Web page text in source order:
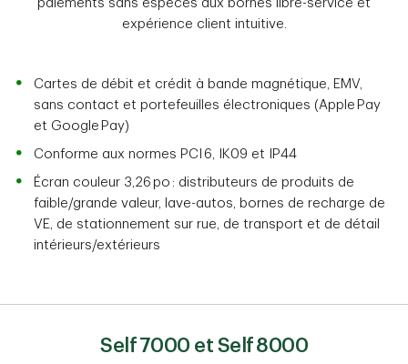
paiements sans espèces aux bornes libre-service et
expérience client intuitive.
Cartes de débit et crédit à bande magnétique, EMV,
sans contact et portefeuilles électroniques (Apple Pay
et Google Pay)
Conforme aux normes PCI 6, IK09 et IP44
Écran couleur 3,26 po : distributeurs de produits de
faible/grande valeur, lave-autos, bornes de recharge de
VE, de stationnement sur rue, de transport et de détail
intérieurs/extérieurs
Self 7000 et Self 8000